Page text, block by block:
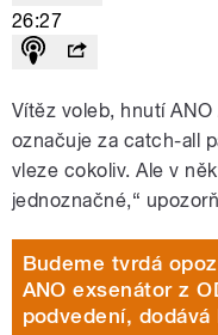
26:27
Vítěz voleb, hnutí
označuje za catch-all
vleze cokoliv. Ale v
jednoznačné,“
Budeme tvrdá
ANO exsenátor z
podvedení,